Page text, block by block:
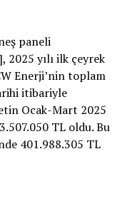
paneli
], 2025 yılı ilk çeyrek
Enerji’nin toplam
itibariyle
Ocak-Mart 2025
TL oldu. Bu
401.988.305 TL